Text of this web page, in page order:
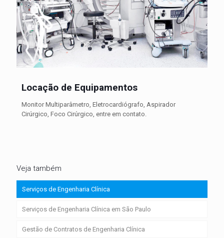
Locação de Equipamentos
Monitor Multiparâmetro, Eletrocardiógrafo, Aspirador
Cirúrgico, Foco Cirúrgico, entre em contato.
Veja também
Serviços de Engenharia Clínica
Serviços de Engenharia Clínica em São Paulo
Gestão de Contratos de Engenharia Clínica